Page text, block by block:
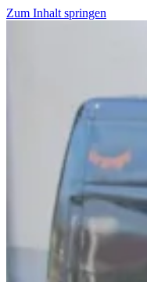
Zum Inhalt springen